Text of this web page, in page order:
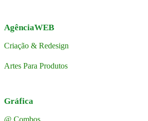
AgênciaWEB
Criação & Redesign
Artes Para Produtos
Gráfica
@ Combos